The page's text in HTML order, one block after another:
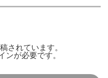
されています。
ンが必要です。